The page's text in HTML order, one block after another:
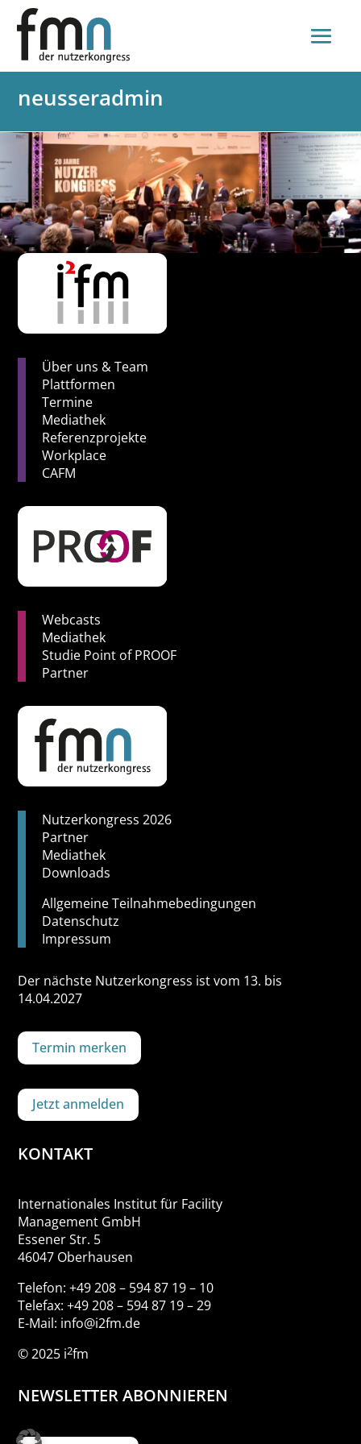
neusseradmin
Über uns & Team
Plattformen
Termine
Mediathek
Referenzprojekte
Workplace
CAFM
Webcasts
Mediathek
Studie Point of PROOF
Partner
Nutzerkongress 2026
Partner
Mediathek
Downloads
Allgemeine Teilnahmebedingungen
Datenschutz
Impressum
Der nächste Nutzerkongress ist vom 13. bis
14.04.2027
Termin merken
Jetzt anmelden
KONTAKT
Internationales Institut für Facility
Management GmbH
Essener Str. 5
46047 Oberhausen
Telefon: +49 208 – 594 87 19 – 10
Telefax: +49 208 – 594 87 19 – 29
E-Mail: info@i2fm.de
© 2025 i2fm
NEWSLETTER ABONNIEREN